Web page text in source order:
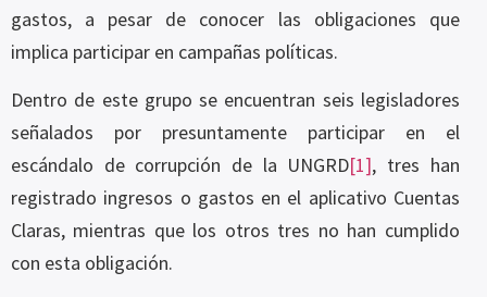
gastos, a pesar de conocer las obligaciones que
implica participar en campañas políticas.
Dentro de este grupo se encuentran seis legisladores
señalados por presuntamente participar en el
escándalo de corrupción de la UNGRD[1], tres han
registrado ingresos o gastos en el aplicativo Cuentas
Claras, mientras que los otros tres no han cumplido
con esta obligación.